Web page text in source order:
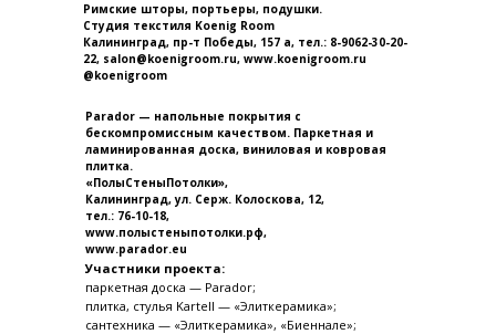
Участники проекта:
паркетная доска — Parador;
плитка, стулья Kartell — «Элиткерамика»;
сантехника — «Элиткерамика», «Биеннале»;
Parador — напольные покрытия с
бескомпромиссным качеством. Паркетная и
ламинированная доска, виниловая и ковровая
плитка.
«ПолыСтеныПотолки»,
Калининград, ул. Серж. Колоскова, 12,
тел.: 76-10-18,
www.полыстеныпотолки.рф,
www.parador.eu
Римские шторы, портьеры, подушки.
Студия текстиля Koenig Room
Калининград, пр-т Победы, 157 а, тел.: 8-9062-30-20-
22, salon@koenigroom.ru, www.koenigroom.ru
@koenigroom